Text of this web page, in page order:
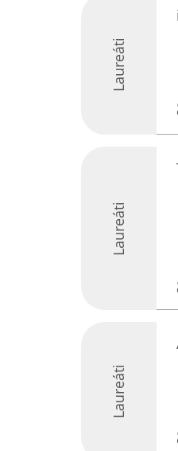
Laureáti
Laureáti
Laureáti